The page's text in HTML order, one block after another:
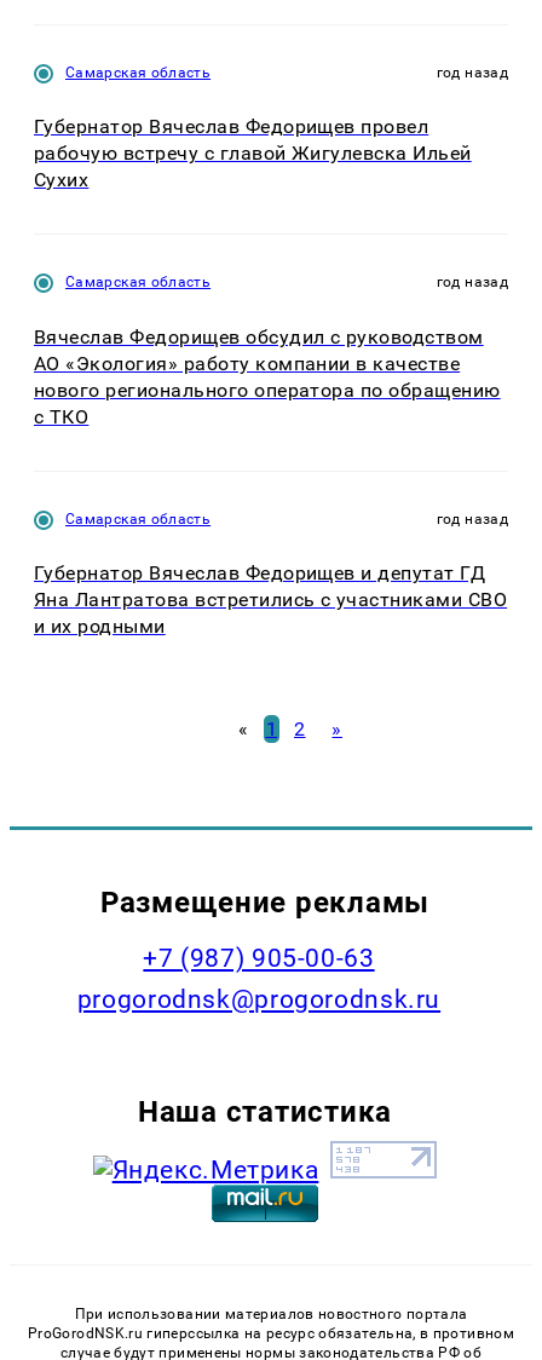
Самарская область год назад
Губернатор Вячеслав Федорищев провел
рабочую встречу с главой Жигулевска Ильей
Сухих
Самарская область год назад
Вячеслав Федорищев обсудил с руководством
АО «Экология» работу компании в качестве
нового регионального оператора по обращению
с ТКО
Самарская область год назад
Губернатор Вячеслав Федорищев и депутат ГД
Яна Лантратова встретились с участниками СВО
и их родными
« 1 2 »
Размещение рекламы
+7 (987) 905-00-63
progorodnsk@progorodnsk.ru
Наша статистика
При использовании материалов новостного портала
ProGorodNSK.ru гиперссылка на ресурс обязательна, в противном
случае будут применены нормы законодательства РФ об